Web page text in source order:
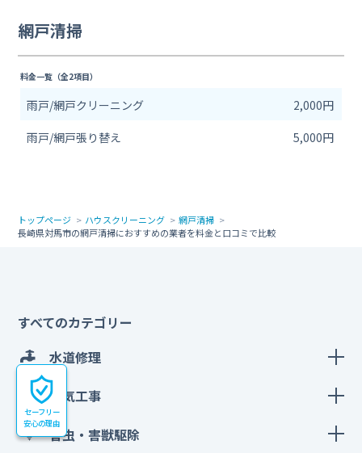
網戸清掃
料金一覧（全2項目）
雨戸/網戸クリーニング
2,000円
雨戸/網戸張り替え
5,000円
トップページ ハウスクリーニング
網戸清掃
長崎県対馬市の網戸清掃におすすめの業者を料金と口コミで比較
セーフリー
安心の理由
すべてのカテゴリー
水道修理
電気工事
害虫・害獣駆除